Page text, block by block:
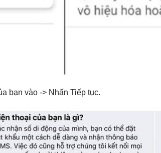
bạn vào -> Nhấn Tiếp tục.